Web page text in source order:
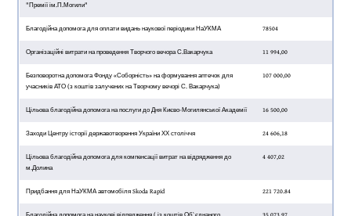
"Премії ім.П.Могили"
Благодійна допомога для оплати видань наукової періодики НаУКМА 78504
Організаційні витрати на проведення Творчого вечора С.Вакарчука 11 994,00
Безповоротна допомога Фонду «Соборність» на формування аптечок для
учасників АТО (з коштів залучених на Творчому вечорі С. Вакарчука)
107 000,00
Цільова благодійна допомога на послуги до Дня Києво-Могилянської Академії 16 500,00
Заходи Центру історії державотворення України ХХ століччя 24 606,18
Цільова благодійна допомога для компенсації витрат на відрядження до
м.Долина
4 407,02
Придбання для НаУКМА автомобіля Skoda Rapid 221 720.84